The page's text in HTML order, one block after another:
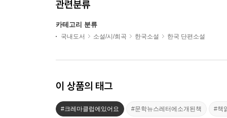
관련분류
카테고리 분류
국내도서 소설/시/희곡 한국소설 한국 단편소설
이 상품의 태그
#크레마클럽에있어요 #문학뉴스레터에소개된책 #책